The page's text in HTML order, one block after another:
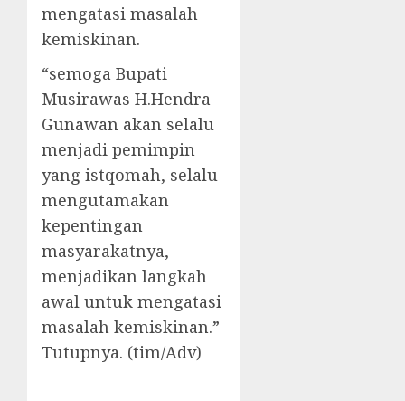
mengatasi masalah
kemiskinan.
“semoga Bupati
Musirawas H.Hendra
Gunawan akan selalu
menjadi pemimpin
yang istqomah, selalu
mengutamakan
kepentingan
masyarakatnya,
menjadikan langkah
awal untuk mengatasi
masalah kemiskinan.”
Tutupnya. (tim/Adv)